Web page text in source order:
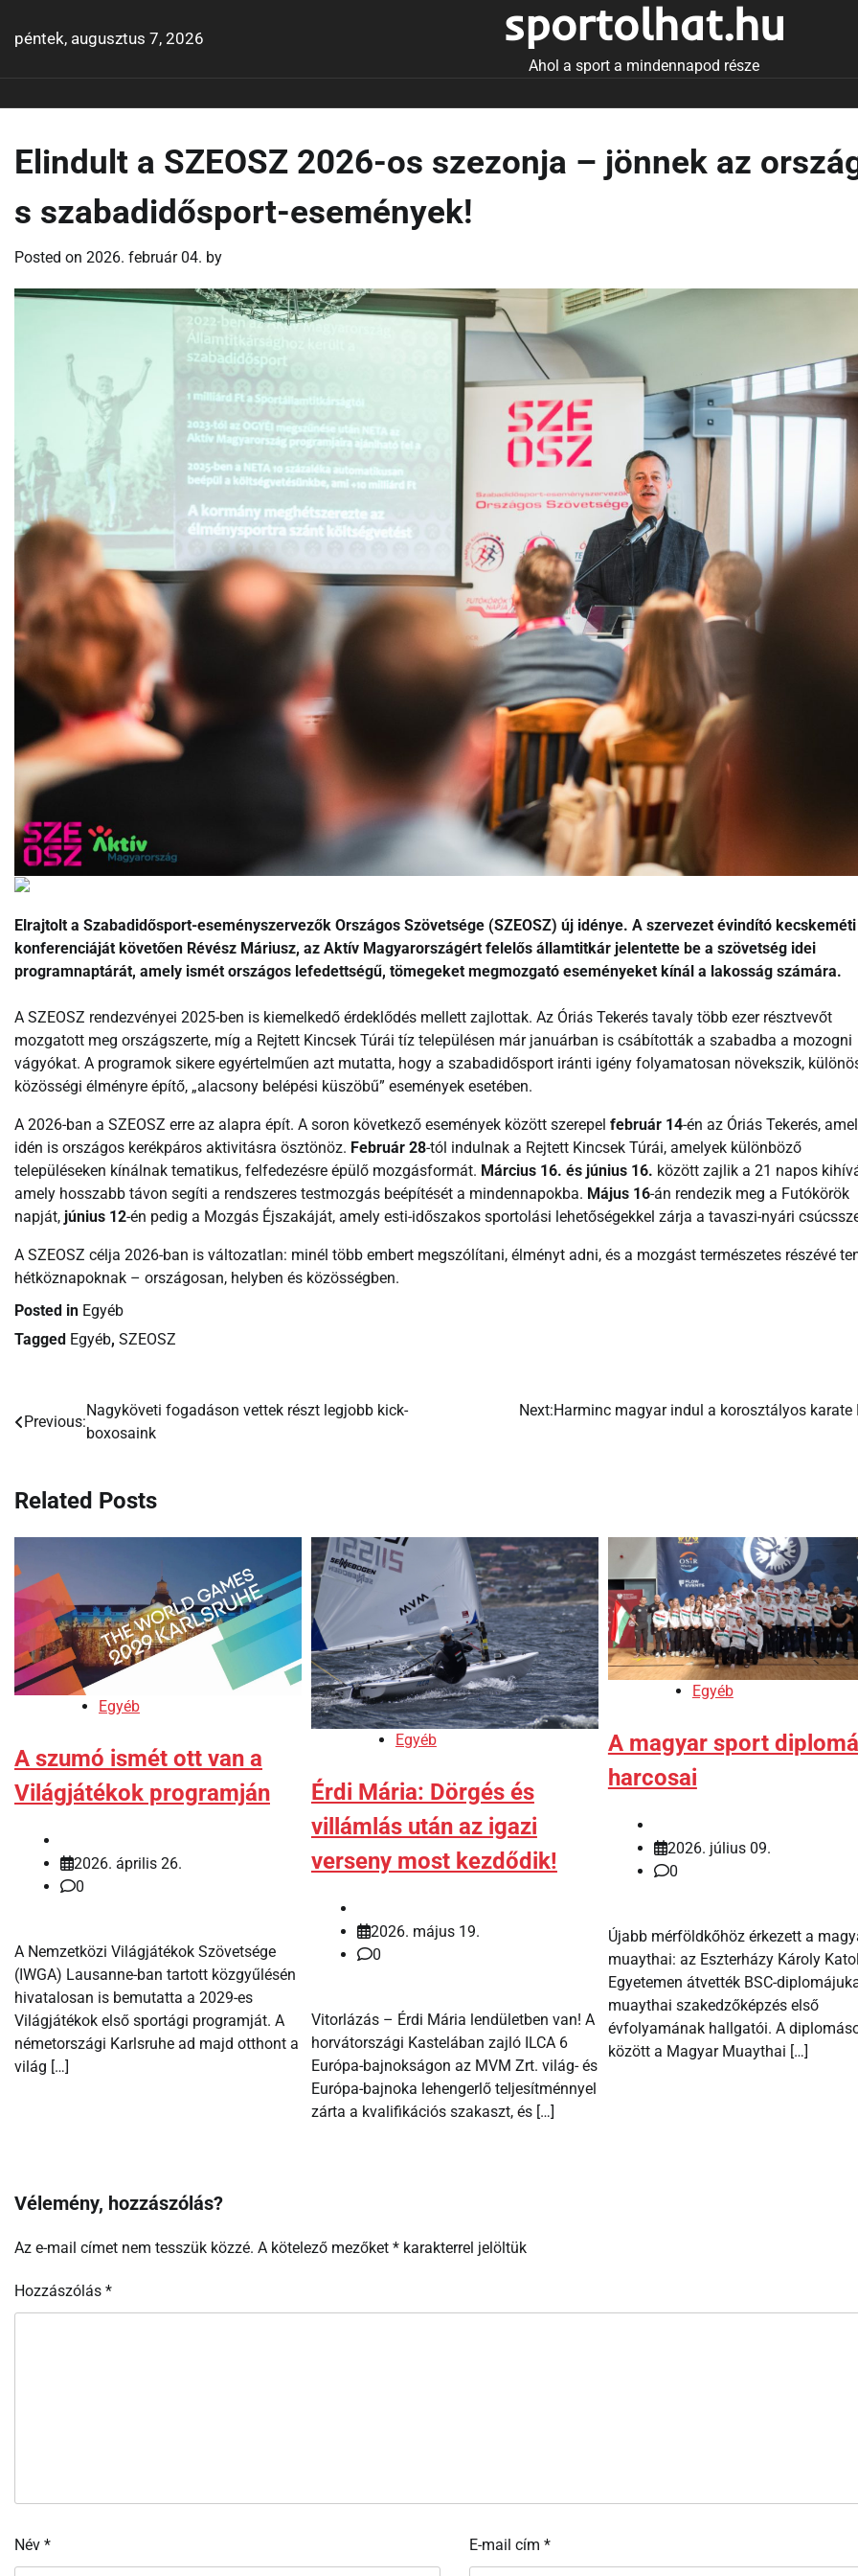
péntek, augusztus 7, 2026 sportolhat.hu
Ahol a sport a mindennapod része
Elindult a SZEOSZ 2026-os szezonja – jönnek az
s szabadidősport-események!
Posted on 2026. február 04. by
Elrajtolt a Szabadidősport-eseményszervezők Országos Szövetsége (SZEOSZ) új idénye. A szervezet évindító kecskeméti
konferenciáját követően Révész Máriusz, az Aktív Magyarországért felelős államtitkár jelentette be a szövetség idei
programnaptárát, amely ismét országos lefedettségű, tömegeket megmozgató eseményeket kínál a lakosság számára.
A SZEOSZ rendezvényei 2025-ben is kiemelkedő érdeklődés mellett zajlottak. Az Óriás Tekerés tavaly több ezer résztvevőt
mozgatott meg országszerte, míg a Rejtett Kincsek Túrái tíz településen már januárban is csábították a szabadba a mozogni
vágyókat. A programok sikere egyértelműen azt mutatta, hogy a szabadidősport iránti igény folyamatosan növekszik,
közösségi élményre építő, „alacsony belépési küszöbű” események esetében.
A 2026-ban a SZEOSZ erre az alapra épít. A soron következő események között szerepel február 14-én az Óriás Tekerés,
idén is országos kerékpáros aktivitásra ösztönöz. Február 28-tól indulnak a Rejtett Kincsek Túrái, amelyek különböző
településeken kínálnak tematikus, felfedezésre épülő mozgásformát. Március 16. és június 16. között zajlik a 21 napos
amely hosszabb távon segíti a rendszeres testmozgás beépítését a mindennapokba. Május 16-án rendezik meg a Futókörök
napját, június 12-én pedig a Mozgás Éjszakáját, amely esti-időszakos sportolási lehetőségekkel zárja a tavaszi-nyári
A SZEOSZ célja 2026-ban is változatlan: minél több embert megszólítani, élményt adni, és a mozgást természetes részévé
hétköznapoknak – országosan, helyben és közösségben.
Posted in Egyéb
Tagged Egyéb, SZEOSZ
Bejegyzés
Previous:
Nagyköveti fogadáson vettek részt legjobb kick-
boxosaink
Next:Harminc magyar indul a korosztályos karate
Related Posts
Egyéb
A szumó ismét ott van a
Világjátékok programján
2026. április 26.
0
A Nemzetközi Világjátékok Szövetsége
(IWGA) Lausanne-ban tartott közgyűlésén
hivatalosan is bemutatta a 2029-es
Világjátékok első sportági programját. A
németországi Karlsruhe ad majd otthont a
világ […]
Egyéb
Érdi Mária: Dörgés és
villámlás után az igazi
verseny most kezdődik!
2026. május 19.
0
Vitorlázás – Érdi Mária lendületben van! A
horvátországi Kastelában zajló ILCA 6
Európa-bajnokságon az MVM Zrt. világ- és
Európa-bajnoka lehengerlő teljesítménnyel
zárta a kvalifikációs szakaszt, és […]
Egyéb
A magyar sport
harcosai
2026. július 09.
0
Újabb mérföldkőhöz érkezett a
muaythai: az Eszterházy Károly
Egyetemen átvették BSC-
muaythai szakedzőképzés első
évfolyamának hallgatói. A
között a Magyar Muaythai […]
Vélemény, hozzászólás?
Az e-mail címet nem tesszük közzé. A kötelező mezőket * karakterrel jelöltük
Hozzászólás *
Név * E-mail cím *